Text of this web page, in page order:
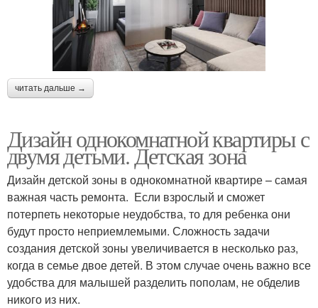
читать дальше →
Дизайн однокомнатной квартиры с
двумя детьми. Детская зона
Дизайн детской зоны в однокомнатной квартире – самая
важная часть ремонта. Если взрослый и сможет
потерпеть некоторые неудобства, то для ребенка они
будут просто неприемлемыми. Сложность задачи
создания детской зоны увеличивается в несколько раз,
когда в семье двое детей. В этом случае очень важно все
удобства для малышей разделить пополам, не обделив
никого из них.